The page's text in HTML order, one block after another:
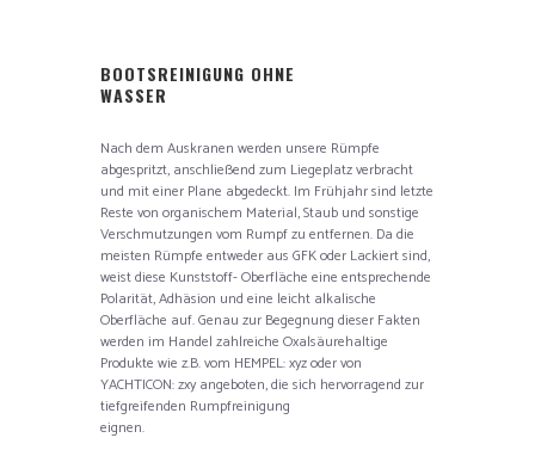
BOOTSREINIGUNG OHNE
WASSER
Nach dem Auskranen werden unsere Rümpfe
abgespritzt, anschließend zum Liegeplatz verbracht
und mit einer Plane abgedeckt. Im Frühjahr sind letzte
Reste von organischem Material, Staub und sonstige
Verschmutzungen vom Rumpf zu entfernen. Da die
meisten Rümpfe entweder aus GFK oder Lackiert sind,
weist diese Kunststoff- Oberfläche eine entsprechende
Polarität, Adhäsion und eine leicht alkalische
Oberfläche auf. Genau zur Begegnung dieser Fakten
werden im Handel zahlreiche Oxalsäurehaltige
Produkte wie z.B. vom HEMPEL: xyz oder von
YACHTICON: zxy angeboten, die sich hervorragend zur
tiefgreifenden Rumpfreinigung
eignen.